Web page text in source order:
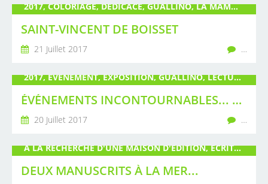
2017, COLORIAGE, DÉDICACE, GUALLINO, LA MAMMOGRAPHIE, LIVRE, MALALA, POIRÉ, SAINT-VINCENT DE BOISSET, SALON DE L'ÉCRIT, SIGNATURE
SAINT-VINCENT DE BOISSET
21 Juillet 2017 …
2017, ÉVÉNEMENT, EXPOSITION, GUALLINO, LECTURE, LIVRE, PEINTURE, POIRÉ, RENCONTRE, ROANNE, SCULPTURE, VERNISSAGE
ÉVÉNEMENTS INCONTOURNABLES... BIENTÔT !
20 Juillet 2017 …
À LA RECHERCHE D'UNE MAISON D'ÉDITION, ÉCRITURE, ÉDITION, FIN, GUALLINO, LE JEU DE DOMINOS, MANUSCRIT, MINEURS ISOLÉS, POIRÉ, ROMAN, TÉMOIGNAGE
DEUX MANUSCRITS À LA MER...